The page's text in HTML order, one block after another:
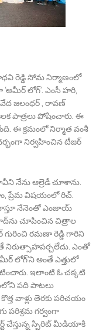
రెడ్డి సోమ నిర్మాణంలో
లోగ్’. ఎంసీ హరి,
జలంధర్ , రావణ్
పాత్రలు పోషించారు. ఈ
క్రమంలో నిర్మాత వంశీ
నిర్వహించిన టీజర్
నేను ఆల్రెడీ చూశాను.
ప్రేమ విషయంలో రిచ్.
నేనెంతో ఎంజాయ్
చూపించిన చిత్రాల
గురించి రమణా రెడ్డి గారిని
నిరుత్సాహపర్చలేదు. ఎంతో
లోగ్’ని అంతే ఎత్తులో
ఇలాంటి ఓ చక్కటి
పది పాటలు
వాళ్లు తెరకు పరిచయం
గర్వంగా
చేస్తున్న స్పిరిట్ మీడియాకి